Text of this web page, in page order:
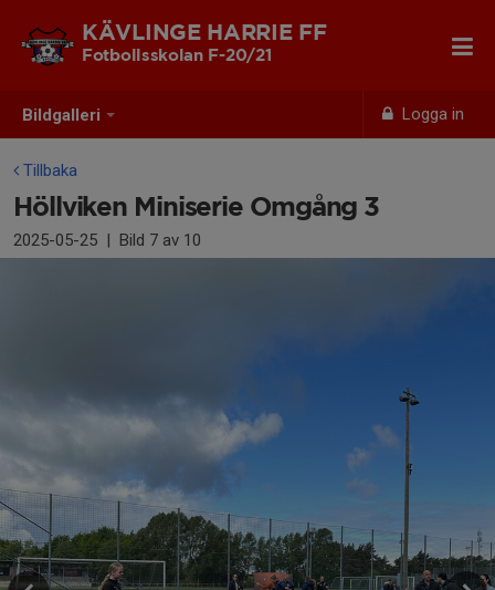
Bildgalleri Logga in
KÄVLINGE HARRIE FF
Fotbollsskolan F-20/21
Tillbaka
Höllviken Miniserie Omgång 3
2025-05-25 | Bild 7 av 10